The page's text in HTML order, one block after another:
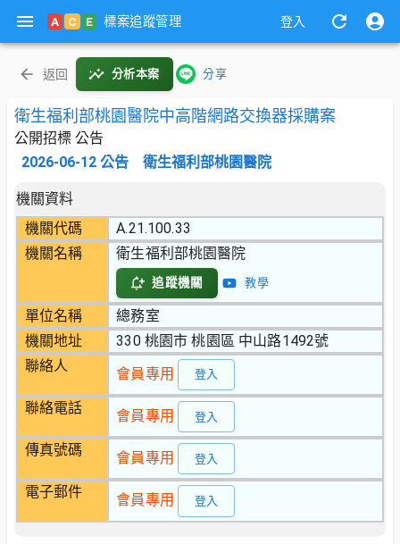
A C E 標案追蹤管理 登入
返回 分析本案 分享
衛生福利部桃園醫院中高階網路交換器採購案
公開招標 公告
2026-06-12 公告 衛生福利部桃園醫院
機關資料
機關代碼
A.21.100.33
機關名稱
衛生福利部桃園醫院
追蹤機關 教學
單位名稱
總務室
機關地址
330 桃園市 桃園區 中山路1492號
聯絡人
會員專用 登入
聯絡電話 會員專用 登入
傳真號碼 會員專用 登入
電子郵件 會員專用 登入